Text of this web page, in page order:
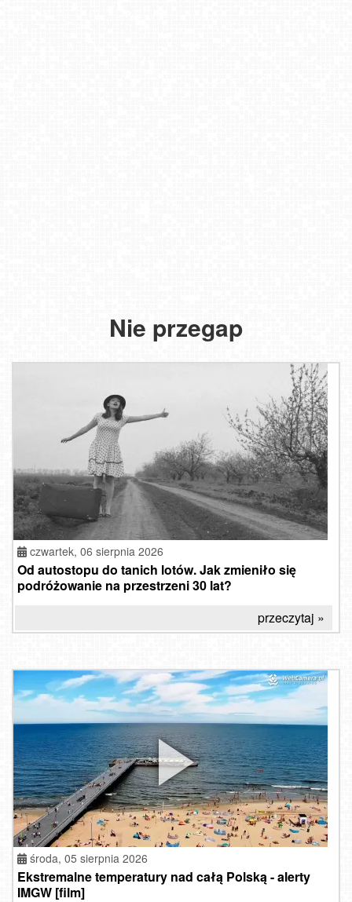
Nie przegap
czwartek, 06 sierpnia 2026
Od autostopu do tanich lotów. Jak zmieniło się
podróżowanie na przestrzeni 30 lat?
przeczytaj »
środa, 05 sierpnia 2026
Ekstremalne temperatury nad całą Polską - alerty
IMGW [film]